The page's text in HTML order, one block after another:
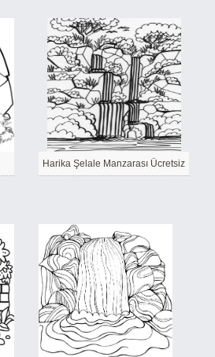
Harika Şelale Manzarası Ücretsiz